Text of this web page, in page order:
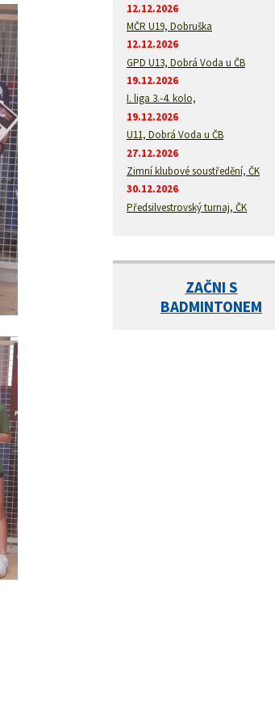
12.12.2026
MČR U19, Dobruška
12.12.2026
GPD U13, Dobrá Voda u ČB
19.12.2026
I. liga 3.-4. kolo,
19.12.2026
U11, Dobrá Voda u ČB
27.12.2026
Zimní klubové soustředění, ČK
30.12.2026
Předsilvestrovský turnaj, ČK
ZAČNI S
BADMINTONEM